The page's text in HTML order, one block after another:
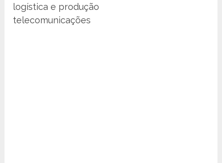
logística e produção
telecomunicações